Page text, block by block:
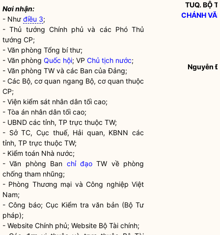
Nơi nhận:
- Như điều 3;
- Thủ tướng Chính phủ và các Phó Thủ
tướng CP;
- Văn phòng Tổng bí thư;
- Văn phòng Quốc hội; VP Chủ tịch nước;
- Văn phòng TW và các Ban của Đảng;
- Các Bộ, cơ quan ngang Bộ, cơ quan thuộc
CP;
- Viện kiểm sát nhân dân tối cao;
- Tòa án nhân dân tối cao;
- UBND các tỉnh, TP trực thuộc TW;
- Sở TC, Cục thuế, Hải quan, KBNN các
tỉnh, TP trực thuộc TW;
- Kiểm toán Nhà nước;
- Văn phòng Ban chỉ đạoTW về phòng
chống tham nhũng;
- Phòng Thương mại và Công nghiệp Việt
Nam;
- Công báo; Cục Kiểm tra văn bản (Bộ Tư
pháp);
- Website Chính phủ; Website Bộ Tài chính;
TUQ.BỘ
CHÁNH
Nguyễn